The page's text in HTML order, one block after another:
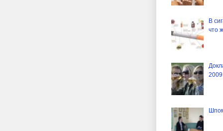
В
что
2009